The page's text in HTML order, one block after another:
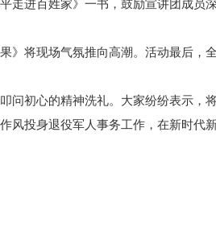
走进百姓家》一书，鼓励宣讲团成员
》将现场气氛推向高潮。活动最后，
问初心的精神洗礼。大家纷纷表示，
风投身退役军人事务工作，在新时代